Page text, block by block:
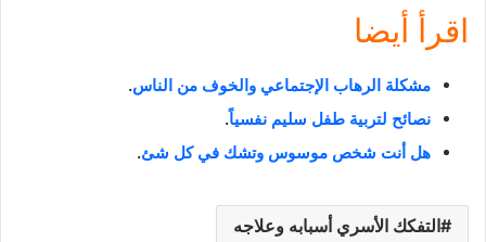
اقرأ أيضا
مشكلة الرهاب الإجتماعي والخوف من الناس.
نصائح لتربية طفل سليم نفسياً.
هل أنت شخص موسوس وتشك في كل شئ.
التفكك الأسري أسبابه وعلاجه